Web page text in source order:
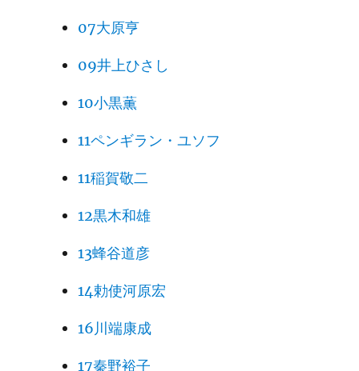
07大原亨
09井上ひさし
10小黒薫
11ペンギラン・ユソフ
11稲賀敬二
12黒木和雄
13蜂谷道彦
14勅使河原宏
16川端康成
17秦野裕子